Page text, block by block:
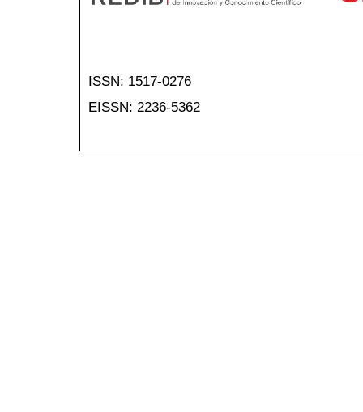
ISSN: 1517-0276
EISSN: 2236-5362